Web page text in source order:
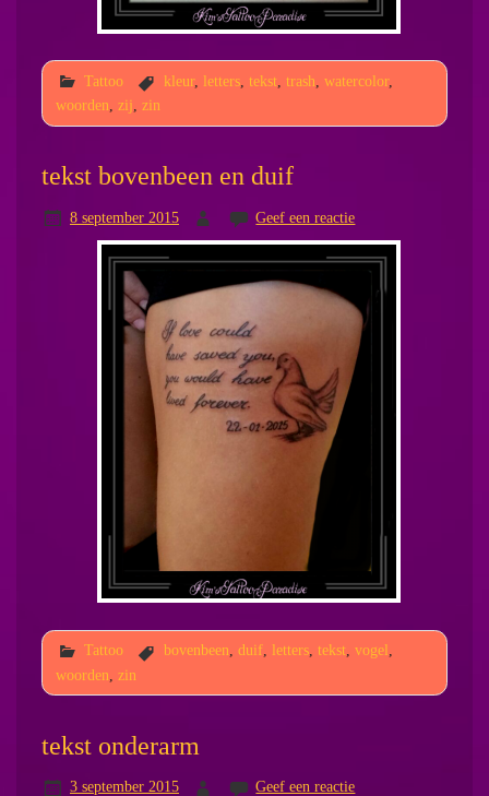
Tattoo kleur, letters, tekst, trash watercolor,
woorden, zij, zin
tekst bovenbeen en duif
8 september 2015 Geef een reactie
Tattoo bovenbeen duif, letters, tekst, vogel
woorden zin
tekst onderarm
3 september 2015 Geef een reactie